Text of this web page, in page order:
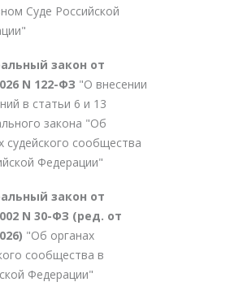
Суде Российской
закон от
N 122-ФЗ "О внесении
в статьи 6 и 13
закона "Об
судейского сообщества
Федерации"
закон от
N 30-ФЗ (ред. от
"Об органах
сообщества в
Федерации"